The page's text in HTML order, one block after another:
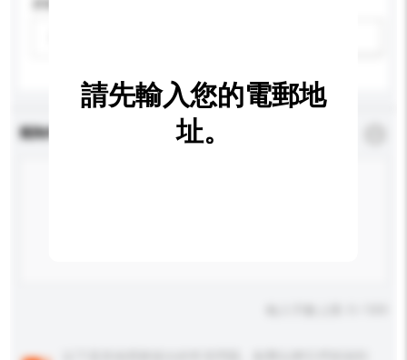
查詢內容
請先輸入您的電郵地
址。